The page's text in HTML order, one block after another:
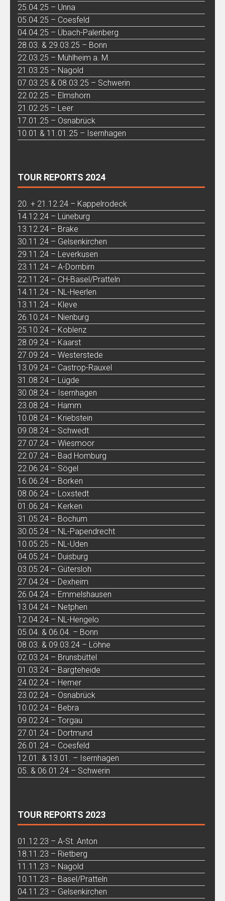
25.04.25 – Unna
05.04.25 – Coesfeld
04.04.25 – Übach-Palenberg
28.03. & 29.03.25 – Bonn
22.03.25 – Mühlheim a. M.
21.03.25 – Nagold
07.03.25 & 08.03.25 – Schwerin
22.02.25 – Elmshorn
21.02.25 – Leer
17.01.25 – Osnabrück
10.01 & 11.01.25 – Isernhagen
TOUR REPORTS 2024
20. + 21.12.24 – Kappelrodeck
14.12.24 – Lüneburg
13.12.24 – Brake
30.11.24 – Gelsenkirchen
29.11.24 – Leverkusen
23.11.24 – A-Dornbirn
22.11.24 – CH-Basel/Pratteln
14.11.24 – NL-Heerlen
13.11.24 – Kleve
26.10.24 – Nienburg
25.10.24 – Koblenz
28.09.24 – Kaarst
27.09.24 – Westerstede
13.09.24 – Castrop-Rauxel
31.08.24 – Lügde
30.08.24 – Isernhagen
23.08.24 – Hamm
10.08.24 – Kriebstein
09.08.24 – Schwedt
27.07.24 – Wiesmoor
22.07.24 – Bad Homburg
22.06.24 – Sögel
16.06.24 – Borken
08.06.24 – Loxstedt
01.06.24 – Kerken
31.05.24 – Bochum
30.05.24 – NL-Papendrecht
10.05.25 – NL-Uden
04.05.24 – Duisburg
03.05.24 – Gütersloh
27.04.24 – Dexheim
26.04.24 – Emmelshausen
13.04.24 – Netphen
12.04.24 – NL-Hengelo
05.04. & 06.04. – Bonn
08.03. & 09.03.24 – Löhne
02.03.24 – Brunsbüttel
01.03.24 – Bargteheide
24.02.24 – Hemer
23.02.24 – Osnabrück
10.02.24 – Bebra
09.02.24 – Torgau
27.01.24 – Dortmund
26.01.24 – Coesfeld
12.01. & 13.01. – Isernhagen
05. & 06.01.24 – Schwerin
TOUR REPORTS 2023
01.12.23 – A-St. Anton
18.11.23 – Rietberg
11.11.23 – Nagold
10.11.23 – Basel/Pratteln
04.11.23 – Gelsenkirchen